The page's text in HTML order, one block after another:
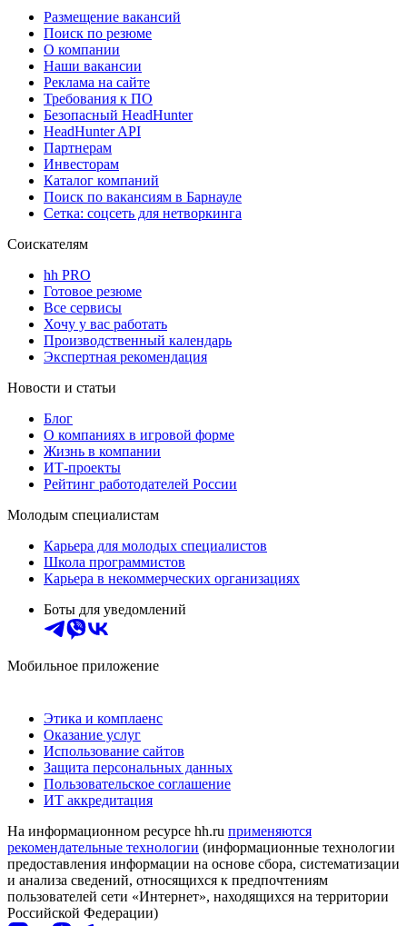
Размещение вакансий
Поиск по резюме
О компании
Наши вакансии
Реклама на сайте
Требования к ПО
Безопасный HeadHunter
HeadHunter API
Партнерам
Инвесторам
Каталог компаний
Поиск по вакансиям в Барнауле
Сетка: соцсеть для нетворкинга
Соискателям
hh PRO
Готовое резюме
Все сервисы
Хочу у вас работать
Производственный календарь
Экспертная рекомендация
Новости и статьи
Блог
О компаниях в игровой форме
Жизнь в компании
ИТ-проекты
Рейтинг работодателей России
Молодым специалистам
Карьера для молодых специалистов
Школа программистов
Карьера в некоммерческих организациях
Боты для уведомлений
Мобильное приложение
Этика и комплаенс
Оказание услуг
Использование сайтов
Защита персональных данных
Пользовательское соглашение
ИТ аккредитация
На информационном ресурсе hh.ru применяются
рекомендательные технологии (информационные технологии
предоставления информации на основе сбора, систематизации
и анализа сведений, относящихся к предпочтениям
пользователей сети «Интернет», находящихся на территории
Российской Федерации)